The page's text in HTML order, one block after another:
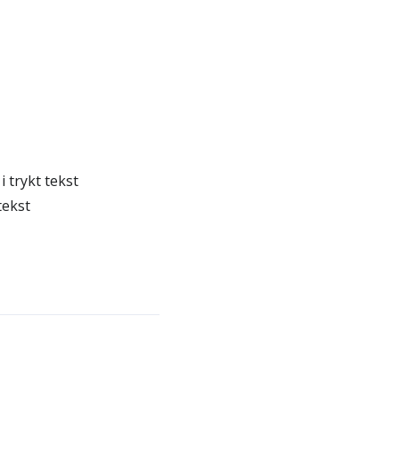
trykt tekst